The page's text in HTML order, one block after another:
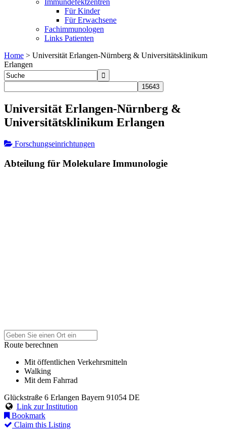
Immundefektzentren
Für Kinder
Für Erwachsene
Fachimmunologen
Links Patienten
Home > Universität Erlangen-Nürnberg & Universitätsklinikum
Erlangen
Universität Erlangen-Nürnberg &
Universitätsklinikum Erlangen
Forschungseinrichtungen
Abteilung für Molekulare Immunologie
Route berechnen
Mit öffentlichen Verkehrsmitteln
Walking
Mit dem Fahrrad
Glückstraße 6 Erlangen Bayern 91054 DE
Link zur Institution
Bookmark
Claim this Listing